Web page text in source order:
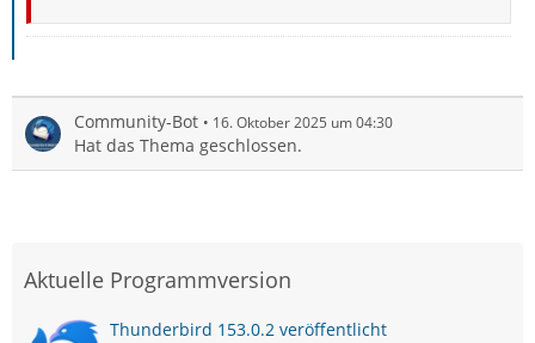
Community-Bot 16. Oktober 2025 um 04:30
Hat das Thema geschlossen.
Aktuelle Programmversion
Thunderbird 153.0.2 veröffentlicht